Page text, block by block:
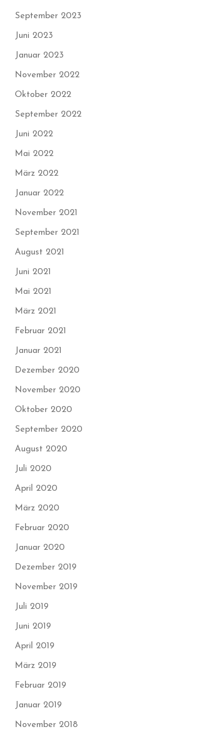
September 2023
Juni 2023
Januar 2023
November 2022
Oktober 2022
September 2022
Juni 2022
Mai 2022
März 2022
Januar 2022
November 2021
September 2021
August 2021
Juni 2021
Mai 2021
März 2021
Februar 2021
Januar 2021
Dezember 2020
November 2020
Oktober 2020
September 2020
August 2020
Juli 2020
April 2020
März 2020
Februar 2020
Januar 2020
Dezember 2019
November 2019
Juli 2019
Juni 2019
April 2019
März 2019
Februar 2019
Januar 2019
November 2018